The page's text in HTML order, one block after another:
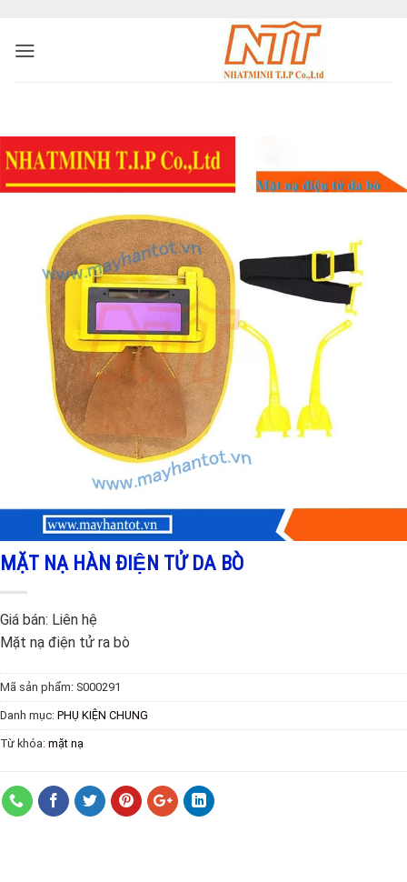
MẶT NẠ HÀN ĐIỆN TỬ DA BÒ
Giá bán: Liên hệ
Mặt nạ điện tử ra bò
Mã sản phẩm: S000291
Danh mục: PHỤ KIỆN CHUNG
Từ khóa: mặt nạ